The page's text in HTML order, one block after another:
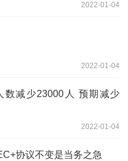
2022-01-04
2022-01-04
减少23000人 预期减少
2022-01-04
协议不变是当务之急